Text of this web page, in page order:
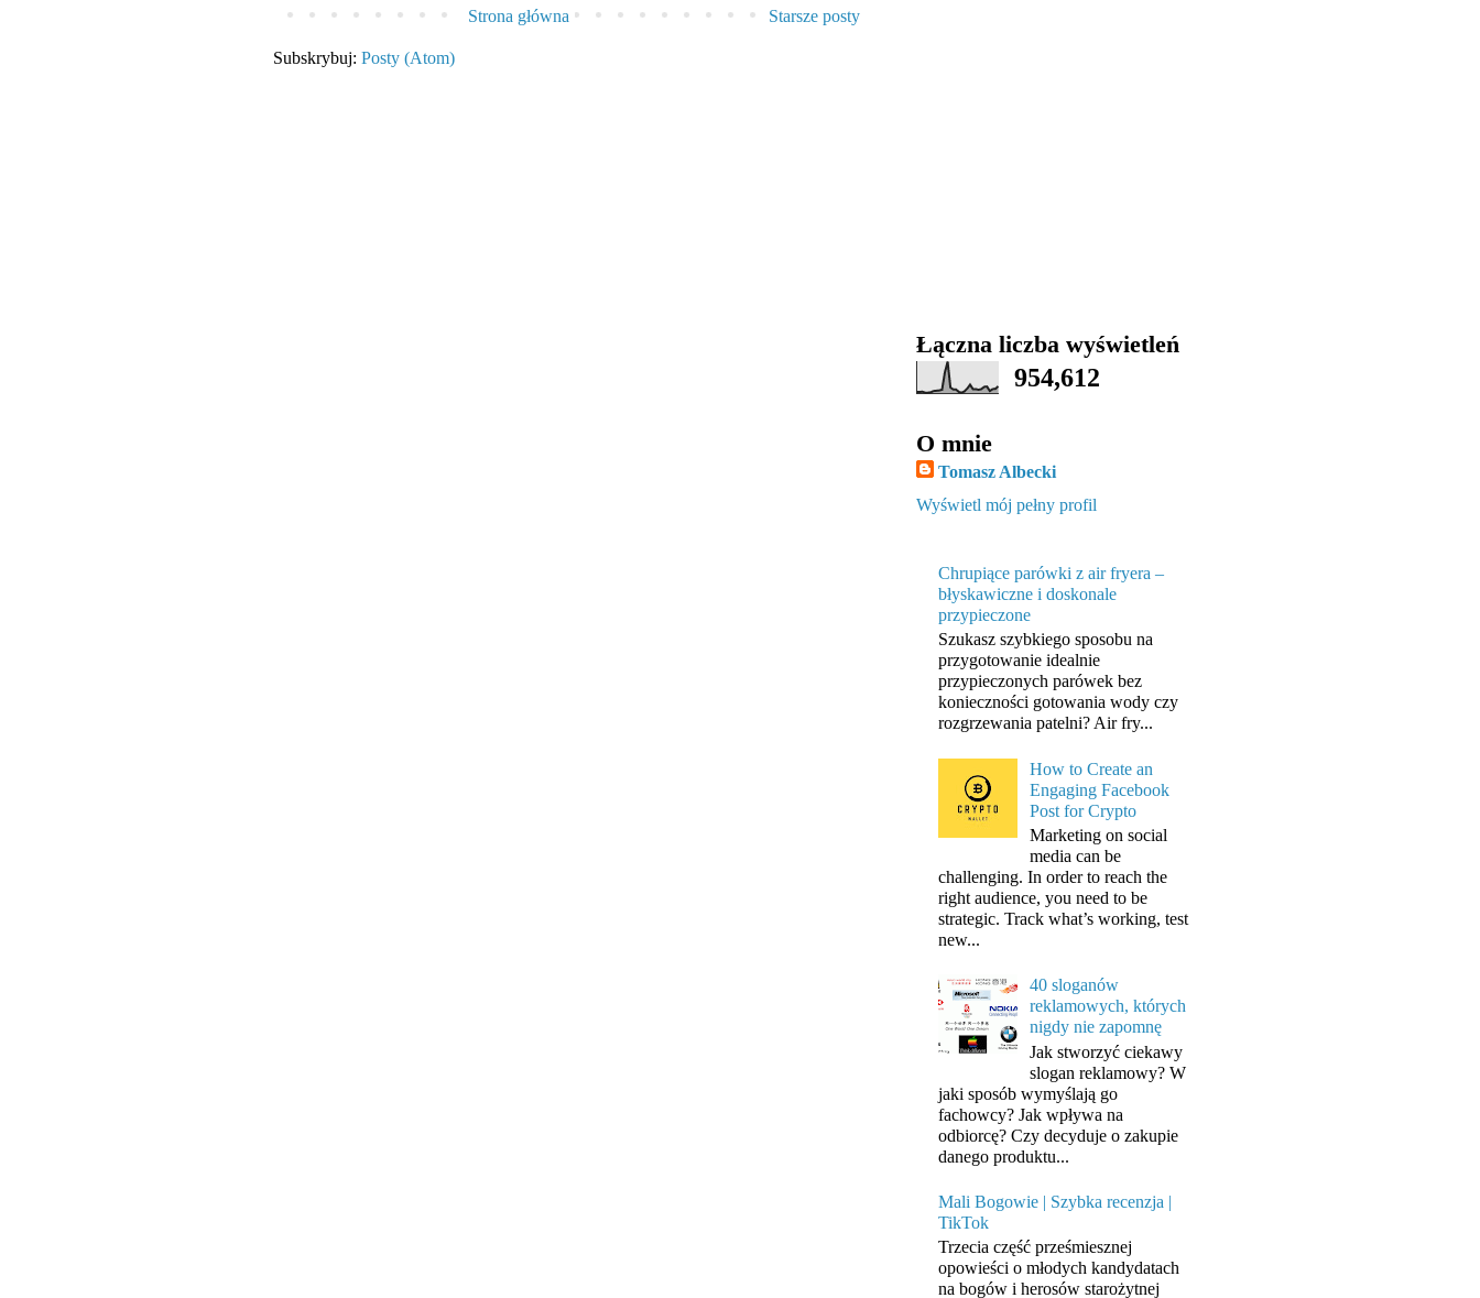
Starsze posty
Strona główna
Subskrybuj: Posty (Atom)
Łączna liczba wyświetleń
954,612
O mnie
Tomasz Albecki
Wyświetl mój pełny profil
Chrupiące parówki z air fryera –
błyskawiczne i doskonale
przypieczone
Szukasz szybkiego sposobu na
przygotowanie idealnie
przypieczonych parówek bez
konieczności gotowania wody czy
rozgrzewania patelni? Air fry...
How to Create an
Engaging Facebook
Post for Crypto
Marketing on social
media can be
challenging. In order to reach the
right audience, you need to be
strategic. Track what’s working, test
new...
40 sloganów
reklamowych, których
nigdy nie zapomnę
Jak stworzyć ciekawy
slogan reklamowy? W
jaki sposób wymyślają go
fachowcy? Jak wpływa na
odbiorcę? Czy decyduje o zakupie
danego produktu...
Mali Bogowie | Szybka recenzja |
TikTok
Trzecia część prześmiesznej
opowieści o młodych kandydatach
na bogów i herosów starożytnej